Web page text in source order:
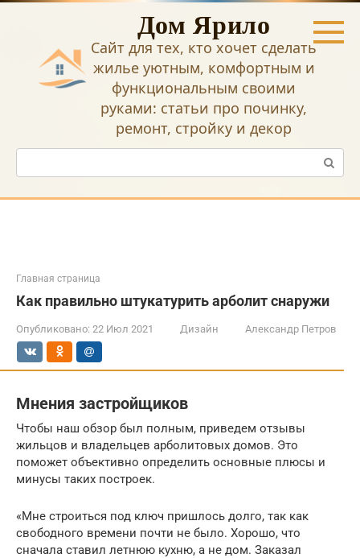
Перейти
Дом Ярило
Сайт для тех, кто хочет сделать
жилье уютным, комфортным и
функциональным своими
руками: статьи про починку,
ремонт, стройку и декор
Поиск:
Главная страница
Как правильно штукатурить арболит снаружи
Опубликовано: 22 Июл 2021 Дизайн Александр Петров
Мнения застройщиков
Чтобы наш обзор был полным, приведем отзывы
жильцов и владельцев арболитовых домов. Это
поможет объективно определить основные плюсы и
минусы таких построек.
«Мне строиться под ключ пришлось долго, так как
свободного времени почти не было. Хорошо, что
сначала ставил летнюю кухню, а не дом. Заказал